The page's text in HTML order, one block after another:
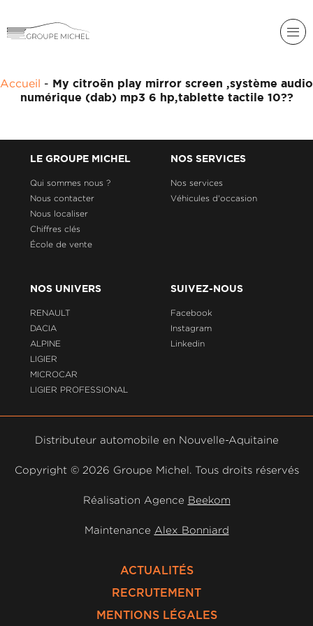
DACIA
LIGIER
PROFESSIONAL
MICHEL
HISTORIQUE
DU
MICHEL
Accueil - My citroën play mirror screen ,système audio
numérique (dab) mp3 6 hp,tablette tactile 10??
LE GROUPE MICHEL
Qui sommes nous ?
Nous contacter
Nous localiser
Chiffres clés
École de vente
NOS SERVICES
Nos services
Véhicules d'occasion
NOS UNIVERS
RENAULT
DACIA
ALPINE
LIGIER
MICROCAR
LIGIER PROFESSIONAL
SUIVEZ-NOUS
Facebook
Instagram
Linkedin
Distributeur automobile en Nouvelle-Aquitaine
Copyright © 2026 Groupe Michel. Tous droits réservés
Réalisation Agence Beekom
Maintenance Alex Bonniard
ACTUALITÉS
RECRUTEMENT
MENTIONS LÉGALES